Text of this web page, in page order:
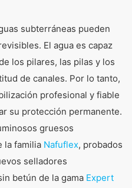
subterráneas pueden
El agua es capaz
los pilares, las pilas y los
de canales. Por lo tanto,
profesional y fiable
su protección permanente.
gruesos
la familia Nafuflex, probados
selladores
betún de la gama Expert